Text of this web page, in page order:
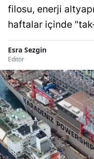
filosu, enerji
haftalar içinde
Esra Sezgin
Editör